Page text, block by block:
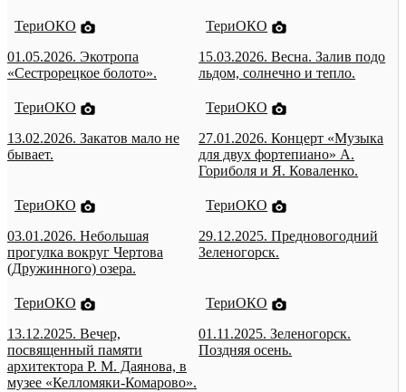
ТериОКО
01.05.2026. Экотропа
«Сестрорецкое болото».
ТериОКО
15.03.2026. Весна. Залив подо
льдом, солнечно и тепло.
ТериОКО
13.02.2026. Закатов мало не
бывает.
ТериОКО
27.01.2026. Концерт «Музыка
для двух фортепиано» А.
Гориболя и Я. Коваленко.
ТериОКО
03.01.2026. Небольшая
прогулка вокруг Чертова
(Дружинного) озера.
ТериОКО
29.12.2025. Предновогодний
Зеленогорск.
ТериОКО
13.12.2025. Вечер,
посвященный памяти
архитектора Р. М. Даянова, в
музее «Келломяки-Комарово».
ТериОКО
01.11.2025. Зеленогорск.
Поздняя осень.